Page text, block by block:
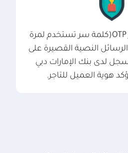
يتلقى العميل رمز OTP(كلمة سر تستخدم لمرة
النصية القصيرة على
لدى بنك الإمارات دبي
هوية العميل للتاجر.